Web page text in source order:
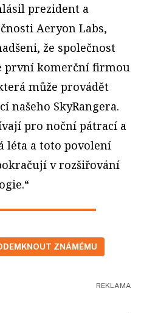
prezident a
Aeryon Labs,
že společnost
první komerční firmou
může provádět
našeho SkyRangera.
pro noční pátrací a
léta a toto povolení
v rozšiřování
ZNÁMÉMU